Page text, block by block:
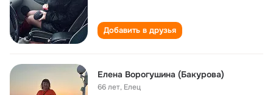
Добавить в друзья
Елена Ворогушина (Бакурова)
66 лет, Елец